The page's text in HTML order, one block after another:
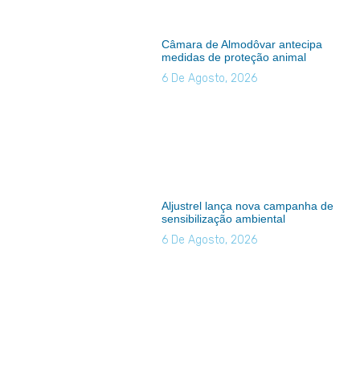
Câmara de Almodôvar antecipa
medidas de proteção animal
6 De Agosto, 2026
Aljustrel lança nova campanha de
sensibilização ambiental
6 De Agosto, 2026